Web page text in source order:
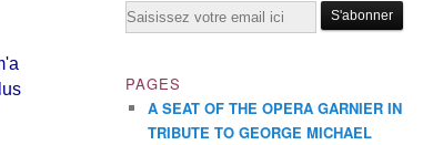
Email
PAGES
A SEAT OF THE OPERA GARNIER IN
TRIBUTE TO GEORGE MICHAEL